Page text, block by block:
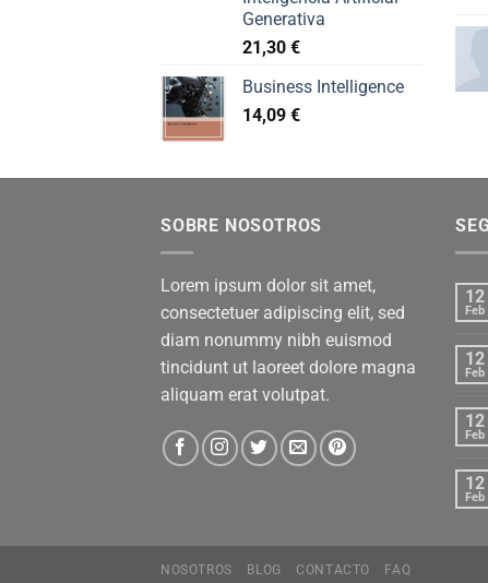
Generativa
21,30 €
Business Intelligence
14,09 €
SOBRE NOSOTROS
Lorem ipsum dolor sit amet,
consectetuer adipiscing elit, sed
diam nonummy nibh euismod
tincidunt ut laoreet dolore magna
aliquam erat volutpat.
12
Feb
12
Feb
12
Feb
12
Feb
NOSOTROS BLOG CONTACTO FAQ